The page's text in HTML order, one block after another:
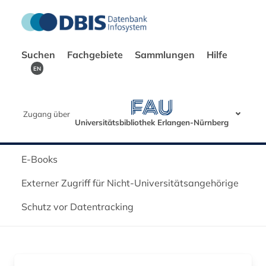
Suchen Fachgebiete Sammlungen Hilfe
EN
Zugang über
Universitätsbibliothek Erlangen-Nürnberg
E-Books
Externer Zugriff für Nicht-Universitätsangehörige
Schutz vor Datentracking